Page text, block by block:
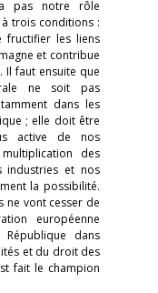
pas notre rôle
trois conditions :
fructifier les liens
et contribue
Il faut ensuite que
ne soit pas
dans les
; elle doit être
active de nos
des
industries et nos
la possibilité.
ne vont cesser de
européenne
dans
et du droit des
fait le champion